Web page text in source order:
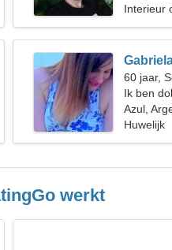
Interieur
60 jaar,
Ik ben
Azul,
Huwelijk
werkt